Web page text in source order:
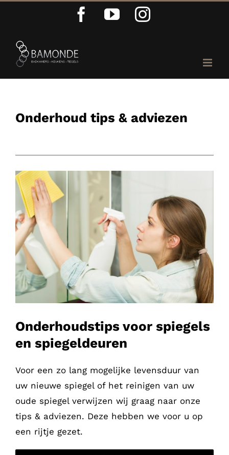
inhoud
Facebook
YouTubeInstagram
Onderhoud tips & adviezen
Onderhoudstips voor spiegels
en spiegeldeuren
Voor een zo lang mogelijke levensduur van
uw nieuwe spiegel of het reinigen van uw
oude spiegel verwijzen wij graag naar onze
tips & adviezen. Deze hebben we voor u op
een rijtje gezet.